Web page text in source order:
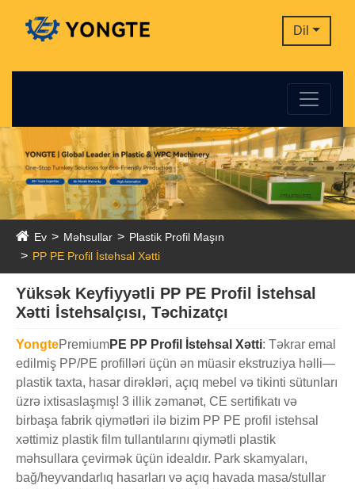
Dil
Ev Məhsullar
Plastik Profil Maşın
PP PE Profil İstehsal Xətti
Yüksək Keyfiyyətli PP PE Profil İstehsal
Xətti İstehsalçısı, Təchizatçı
YongtePremiumPE PP Profil İstehsal Xətti: Təkrar emal
edilmiş PP/PE profilləri üçün ən müasir ekstruziya həlli—
plastik taxta, hasar dirəkləri, açıq mebel və tikinti sütunları
üzrə ixtisaslaşmış! 3 illik zəmanət, CE sertifikatı və
birbaşa fabrik qiymətləri ilə bizim PP PE profil istehsal
xəttimiz plastik film tullantılarını qiymətli plastik
məhsullara çevirmək üçün idealdır. Park skamyaları,
bağ/heyvandarlıq hasarları və açıq havada masa/stullar